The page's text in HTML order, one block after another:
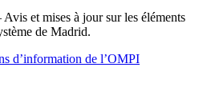
Avis et mises à jour sur les éléments
de Madrid.
d’information de l’OMPI